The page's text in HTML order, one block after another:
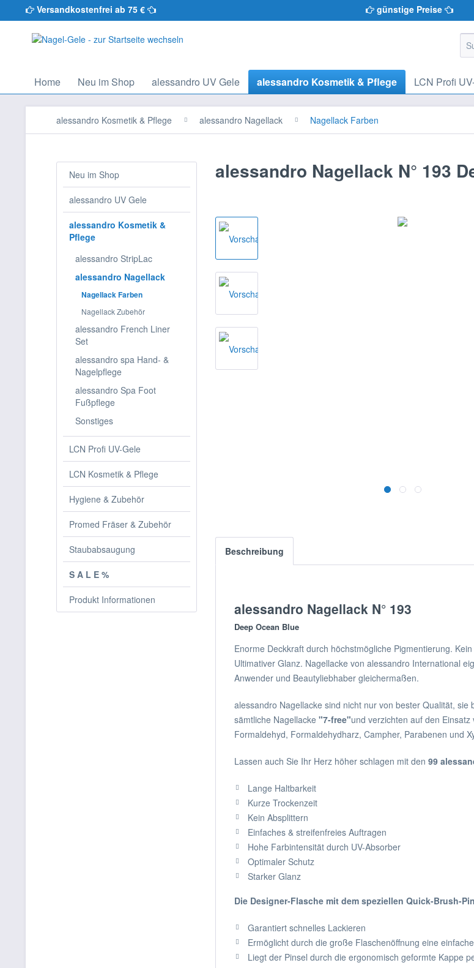
Versandkostenfrei ab 75 € günstige Preise
Home Neu im Shop alessandro UV Gele alessandro Kosmetik & Pflege LCN Profi
alessandro Kosmetik & Pflege alessandro Nagellack Nagellack Farben
Neu im Shop
alessandro UV Gele
alessandro Kosmetik &
Pflege
alessandro StripLac
alessandro Nagellack
Nagellack Farben
Nagellack Zubehör
alessandro French Liner
Set
alessandro spa Hand- &
Nagelpflege
alessandro Spa Foot
Fußpflege
Sonstiges
LCN Profi UV-Gele
LCN Kosmetik & Pflege
Hygiene & Zubehör
Promed Fräser & Zubehör
Staubabsaugung
S A L E %
Produkt Informationen
alessandro Nagellack N° 193
Beschreibung
alessandro Nagellack N° 193
Deep Ocean Blue
Enorme Deckkraft durch höchstmögliche Pigmentierung.
Ultimativer Glanz. Nagellacke von alessandro International
Anwender und Beautyliebhaber gleichermaßen.
alessandro Nagellacke sind nicht nur von bester Qualität,
sämtliche Nagellacke "7-free"und verzichten auf den
Formaldehyd, Formaldehydharz, Campher, Parabenen und
Lassen auch Sie Ihr Herz höher schlagen mit den 99
Lange Haltbarkeit
Kurze Trockenzeit
Kein Absplittern
Einfaches & streifenfreies Auftragen
Hohe Farbintensität durch UV-Absorber
Optimaler Schutz
Starker Glanz
Die Designer-Flasche mit dem speziellen Quick-Brush-
Garantiert schnelles Lackieren
Ermöglicht durch die große Flaschenöffnung eine
Liegt der Pinsel durch die ergonomisch geformte Kappe